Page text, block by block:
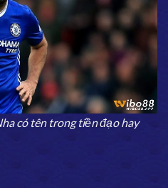
có tên trong tiền đạo hay